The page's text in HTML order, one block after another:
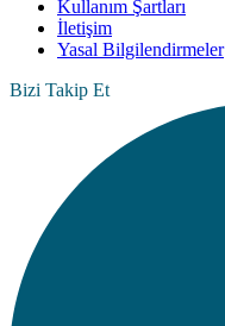
Kullanım Şartları
İletişim
Yasal Bilgilendirmeler
Bizi Takip Et